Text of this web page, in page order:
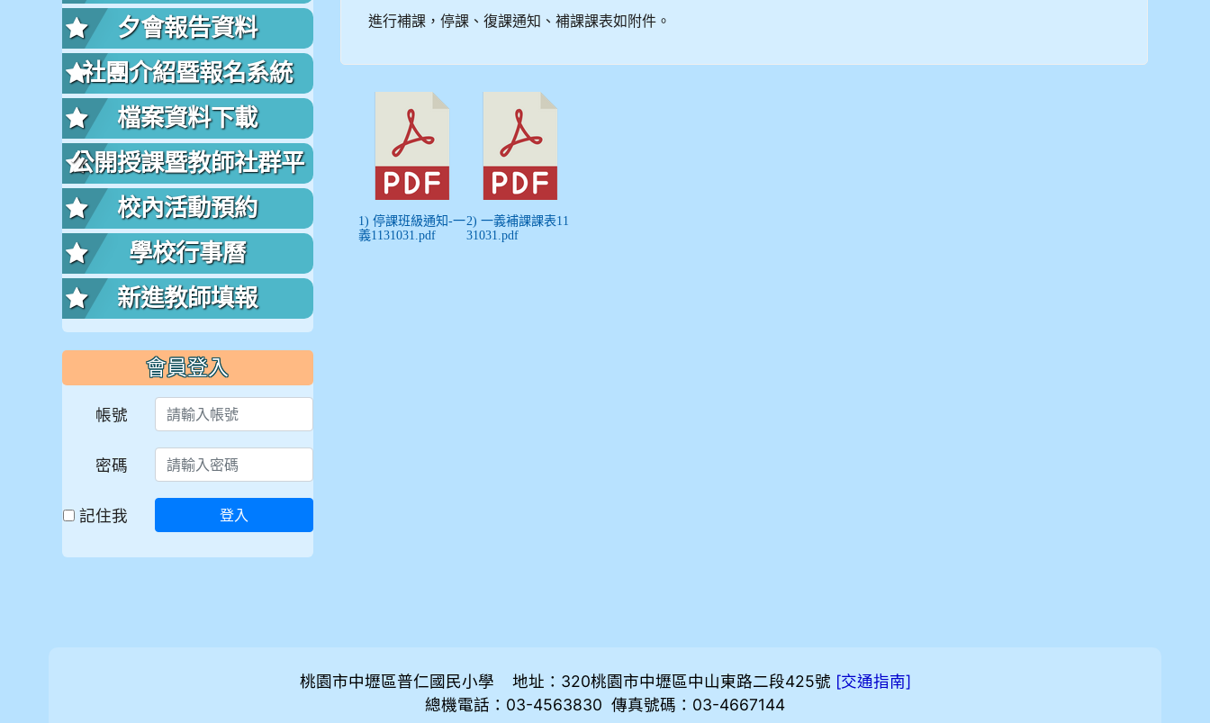
進行補課，停課、復課通知、補課課表如附件。
1) 停課班級通知-一
義1131031.pdf
2) 一義補課課表11
31031.pdf
夕會報告資料
社團介紹暨報名系統
檔案資料下載
公開授課暨教師社群平
台
校內活動預約
學校行事曆
新進教師填報
會員登入
帳號
密碼
記住我 登入
桃園市中壢區普仁國民小學 地址：320桃園市中壢區中山東路二段425號 [交通指南]
總機電話：03-4563830 傳真號碼：03-4667144